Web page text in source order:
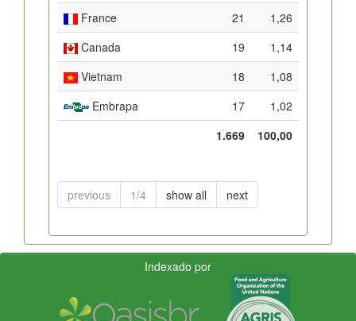
France
21
1,26
Canada
19
1,14
Vietnam
18
1,08
Embrapa
17
1,02
1.669
100,00
previous 1/4 show all next
Indexado por